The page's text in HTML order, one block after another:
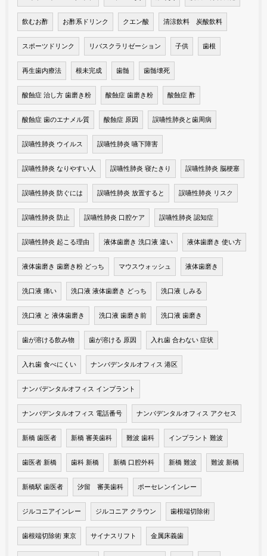
飲むお酢 お酢系ドリンク クエン酸 清涼飲料 炭酸飲料
スポーツドリンク リバスクラリゼーション 子供 歯根
再生歯内療法 根未完成 歯髄 歯髄壊死
酸蝕症 治し方 歯磨き粉 酸蝕症 歯磨き粉 酸蝕症 酢
酸蝕症 歯のエナメル質 酸蝕症 原因 誤嚥性肺炎と歯周病
誤嚥性肺炎 ウイルス 誤嚥性肺炎 嚥下障害
誤嚥性肺炎 なりやすい人 誤嚥性肺炎 寝たきり 誤嚥性肺炎 脳梗塞
誤嚥性肺炎 防ぐには 誤嚥性肺炎 放置すると 誤嚥性肺炎 リスク
誤嚥性肺炎 防止 誤嚥性肺炎 口腔ケア 誤嚥性肺炎 認知症
誤嚥性肺炎 起こる理由 液体歯磨き 洗口液 違い 液体歯磨き 使い方
液体歯磨き 歯磨き粉 どっち マウスウォッシュ 液体歯磨き
洗口液 痛い 洗口液 液体歯磨き どっち 洗口液 しみる
洗口液 と 液体歯磨き 洗口液 歯磨き前 洗口液 歯磨き
歯が溶ける飲み物 歯が溶ける 原因 入れ歯 合わない 症状
入れ歯 食べにくい ナンバデンタルオフィス 港区
ナンバデンタルオフィス インプラント
ナンバデンタルオフィス 電話番号 ナンバデンタルオフィス アクセス
新橋 歯医者 新橋 審美歯科 難波 歯科 インプラント 難波
歯医者 新橋 歯科 新橋 新橋 口腔外科 新橋 難波 難波 新橋
新橋駅 歯医者 汐留 審美歯科 ポーセレンインレー
ジルコニアインレー ジルコニア クラウン 歯根端切除術
歯根端切除術 東京 サイナスリフト 金属床義歯